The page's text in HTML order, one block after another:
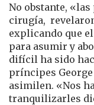
No obstante,
cirugía,
explicando que
para asumir y
difícil ha sido
príncipes George
asimilen. «Nos
tranquilizarles